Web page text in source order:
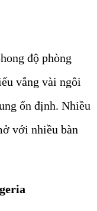
độ phòng
vắng vài ngôi
ổn định. Nhiều
với nhiều bàn